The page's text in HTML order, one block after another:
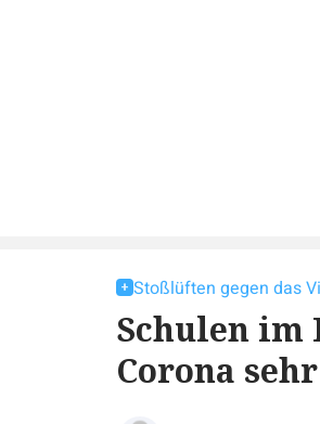
Stoßlüften gegen das
Schulen im
Corona